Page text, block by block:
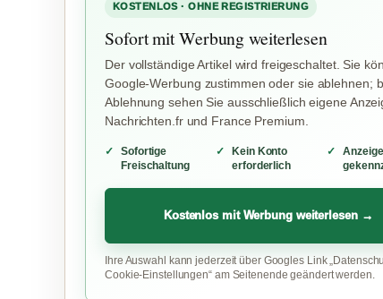
KOSTENLOS · OHNE REGISTRIERUNG
Sofort mit Werbung weiterlesen
Der vollständige Artikel wird freigeschaltet. Sie
Google-Werbung zustimmen oder sie ablehnen;
Ablehnung sehen Sie ausschließlich eigene
Nachrichten.fr und France Premium.
Sofortige
Freischaltung
Kein Konto
erforderlich
Kostenlos mit Werbung weiterlesen →
Ihre Auswahl kann jederzeit über Googles Link
Cookie-Einstellungen“ am Seitenende geändert werden.